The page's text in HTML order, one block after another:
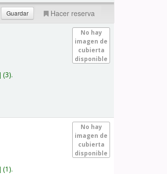
Hacer reserva
No hay
imagen de
cubierta
disponible
(3).
No hay
imagen de
cubierta
disponible
(1).